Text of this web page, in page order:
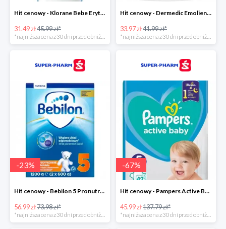
Hit cenowy - Klorane Bebe Eryteal 3w1
31.49 zł45.99 zł*
Hit cenowy - Dermedic Emolient Baby Linum
33.97 zł41.99 zł*
-23%
Hit cenowy - Bebilon 5 Pronutra Advance
56.99 zł73.98 zł*
*najniższa cena z 30 dni przed obniżką
-67%
Hit cenowy - Pampers Active Baby 5
45.99 zł137.79 zł*
*najniższa cena z 30 dni przed obniżką